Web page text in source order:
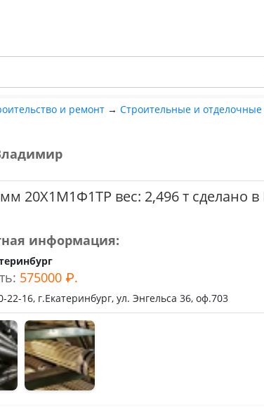
и ремонт →Строительные и
мм 20Х1М1Ф1ТР вес: 2,496 т сделано
информация:
575000 ₽.
22-16, г.Екатеринбург, ул. Энгельса 36, оф.703